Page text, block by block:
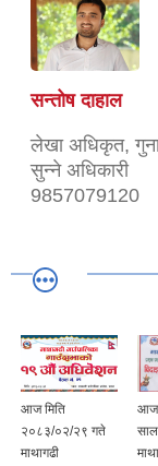
सन्तोष दाहाल
लेखा अधिकृत,
सुन्ने अधिकारी
9857079120
आज मिति
२०८३/०२/२९ गते
माथागढी
आज